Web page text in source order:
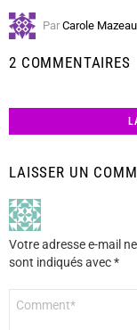
Par Carole Mazeau
2 COMMENTAIRES
LAISSER UN
Votre adresse e-mail
sont indiqués avec*